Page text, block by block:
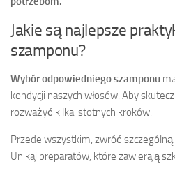
Jakie są najlepsze
szamponu?
Wybór odpowiedniego szamponu
kondycji naszych włosów. Aby
rozważyć kilka istotnych kroków.
Przede wszystkim, zwróć szczególną
Unikaj preparatów, które zawierają